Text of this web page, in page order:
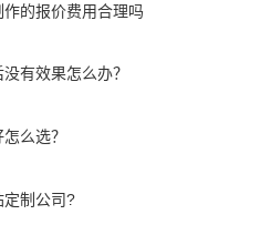
的报价费用合理吗
有效果怎么办？
么选？
定制公司?